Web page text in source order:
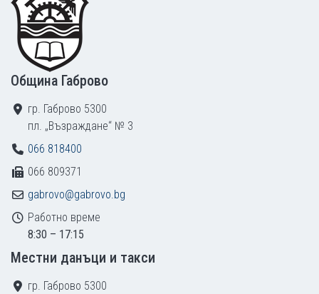
Община Габрово
гр. Габрово 5300
пл. „Възраждане“ № 3
066 818400
066 809371
gabrovo@gabrovo.bg
Работно време
8:30 – 17:15
Местни данъци и такси
гр. Габрово 5300